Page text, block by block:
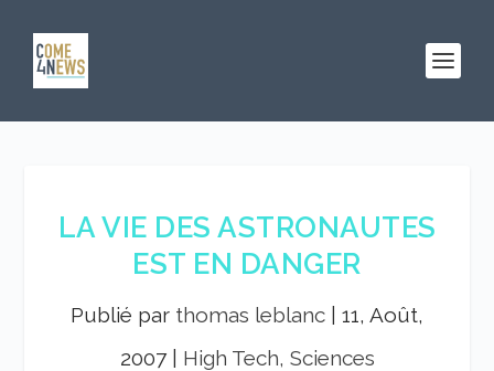
LA VIE DES ASTRONAUTES
EST EN DANGER
Publié par thomas leblanc
11, Août,
2007| High Tech, Sciences